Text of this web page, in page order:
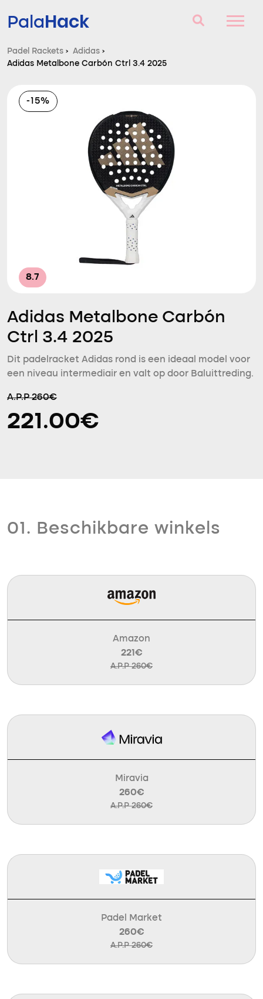
PalaHack
Padel Rackets
Vragen en antwoorden
Vergelijker
Padel Rackets › Adidas ›
Adidas Metalbone Carbón Ctrl 3.4 2025
-15%
8.7
Adidas Metalbone Carbón
Ctrl 3.4 2025
Dit padelracket Adidas rond is een ideaal model voor
een niveau intermediair en valt op door Baluittreding.
A.P.P 260€
221.00€
01. Beschikbare winkels
Amazon
221€
A.P.P 260€
Miravia
260€
A.P.P 260€
Padel Market
260€
A.P.P 260€